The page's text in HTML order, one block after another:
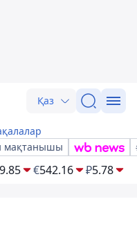
Қаз
мақтанышы
€542.16 ₽5.78